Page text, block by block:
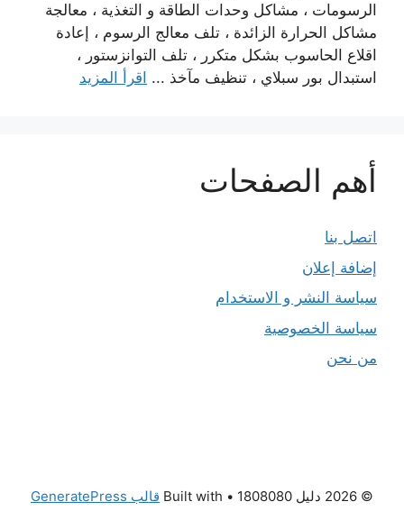
الرسومات ، مشاكل وحدات الطاقة و التغذية ، معالجة
مشاكل الحرارة الزائدة ، تلف معالج الرسوم ، إعادة
اقلاع الحاسوب بشكل متكرر ، تلف التوانزستور ،
استبدال بور سبلاي ، تنظيف مآخذ ... اقرأ المزيد
أهم الصفحات
اتصل بنا
إضافة إعلان
سياسة النشر و الاستخدام
سياسة الخصوصية
من نحن
© 2026 دليل 1808080 • Built with قالب GeneratePress